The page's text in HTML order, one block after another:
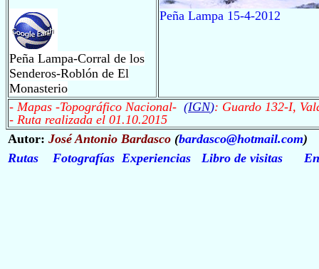
Peña Lampa-Corral de los
Senderos-Roblón de El
Monasterio
Peña Lampa 15-4-2012
- Mapas -Topográfico Nacional- (IGN): Guardo 132-I,
- Ruta realizada el 01.10.2015
Autor: José Antonio Bardasco (bardasco@hotmail.com)
Rutas
Fotografías Experiencias Libro de visitas